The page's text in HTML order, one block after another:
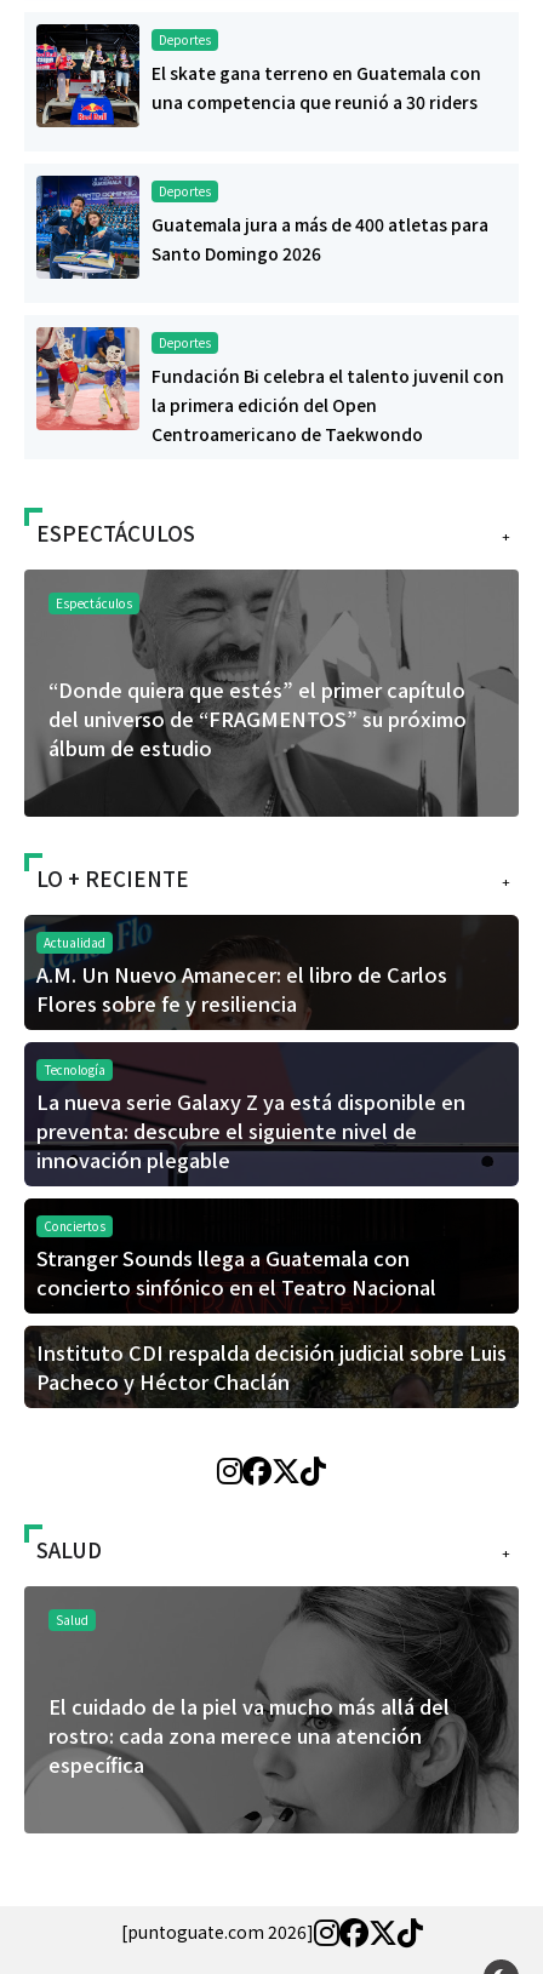
Deportes
El skate gana terreno en Guatemala con
una competencia que reunió a 30 riders
Deportes
Guatemala jura a más de 400 atletas para
Santo Domingo 2026
Deportes
Fundación Bi celebra el talento juvenil con
la primera edición del Open
Centroamericano de Taekwondo
+
ESPECTÁCULOS
Espectáculos
“Donde quiera que estés” el primer capítulo
del universo de “FRAGMENTOS” su próximo
álbum de estudio
+
LO + RECIENTE
Actualidad
A.M. Un Nuevo Amanecer: el libro de Carlos
Flores sobre fe y resiliencia
Tecnología
La nueva serie Galaxy Z ya está disponible en
preventa: descubre el siguiente nivel de
innovación plegable
Conciertos
Stranger Sounds llega a Guatemala con
concierto sinfónico en el Teatro Nacional
Instituto CDI respalda decisión judicial sobre Luis
Pacheco y Héctor Chaclán
+
SALUD
Salud
El cuidado de la piel va mucho más allá del
rostro: cada zona merece una atención
específica
[puntoguate.com 2026]